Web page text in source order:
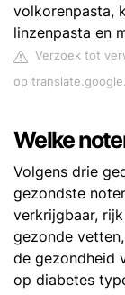
volkorenpasta,
linzenpasta en
Verzoek tot
op
Welke
Volgens drie
gezondste
verkrijgbaar,
gezonde
de gezondheid
op diabetes